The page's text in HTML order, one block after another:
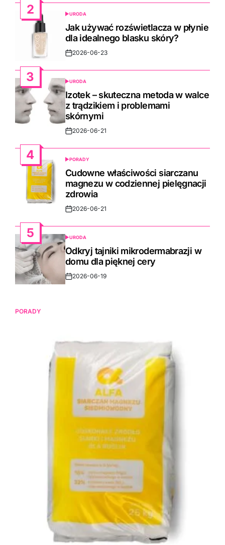
2
POSTED
IN
URODA
Jak używać rozświetlacza w płynie
dla idealnego blasku skóry?
Post2026-06-23
3
POSTED
IN
URODA
Izotek – skuteczna metoda w walce
z trądzikiem i problemami
skórnymi
Post2026-06-21
4
POSTED
IN
PORADY
Cudowne właściwości siarczanu
magnezu w codziennej pielęgnacji
zdrowia
Post2026-06-21
5
POSTED
IN
URODA
Odkryj tajniki mikrodermabrazji w
domu dla pięknej cery
Post2026-06-19
PORADY